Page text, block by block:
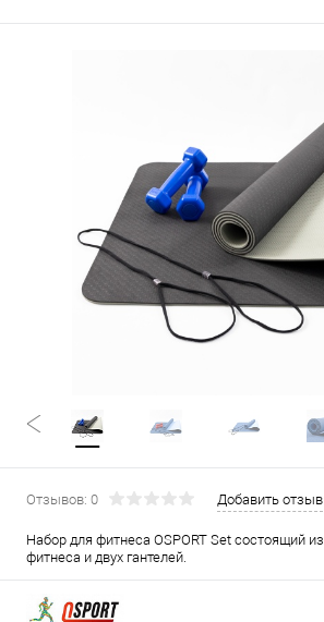
Отзывов: 0 Добавить отзыв
Набор для фитнеса OSPORT Set состоящий
фитнеса и двух гантелей.